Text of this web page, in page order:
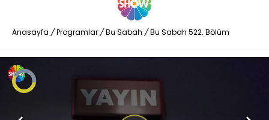
Anasayfa / Programlar / Bu Sabah / Bu Sabah 522. Bölüm